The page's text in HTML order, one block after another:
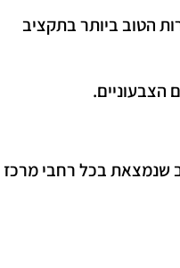
הטוב ביותר בתקציב
הצבעוניים.
שנמצאת בכל רחבי מרכז